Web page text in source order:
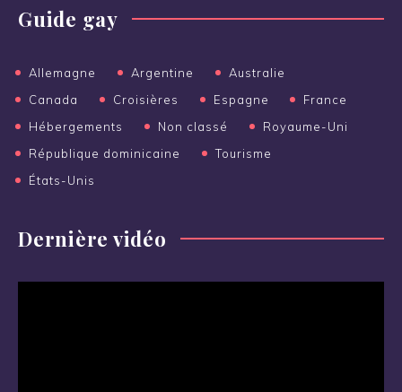
Guide gay
Allemagne Argentine
Australie
Canada
Croisières Espagne
France
Hébergements
Non classé
Royaume-Uni
République dominicaine
Tourisme
États-Unis
Dernière vidéo